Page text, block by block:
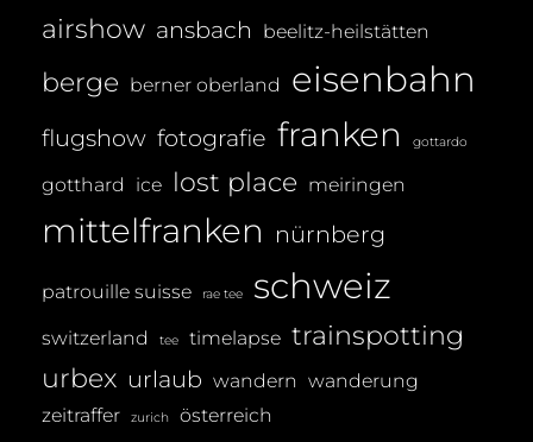
R
I
airshow ansbach beelitz-heilstätten
berge berner oberland eisenbahn
flugshow fotografie franken gottardo
gotthard ice lost place meiringen
mittelfranken nürnberg
patrouille suisse rae tee schweiz
switzerland tee timelapse trainspotting
urbex urlaub wandern wanderung
zeitraffer
zurich österreich